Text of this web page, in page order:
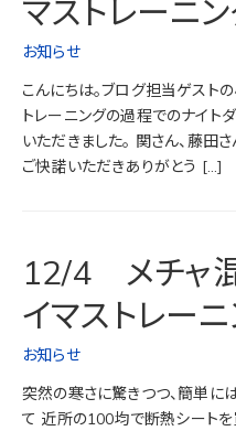
マストレーニ
お知らせ
こんにちは。ブログ担当ゲスト
トレーニングの過程でのナイト
いただきました。 関さん、藤田さ
ご快諾いただきありがとう […]
12/4 メチャ
イマストレー
お知らせ
突然の寒さに驚きつつ、簡単に
て 近所の100均で断熱シートを